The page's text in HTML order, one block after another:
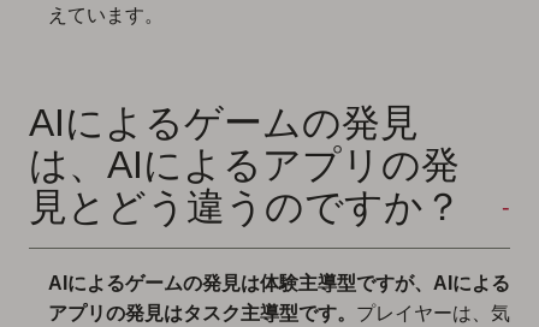
えています。
AIによるゲームの発見
は、AIによるアプリの発
見とどう違うのですか？
AIによるゲームの発見は体験主導型ですが、AIによる
アプリの発見はタスク主導型です。 プレイヤーは、気